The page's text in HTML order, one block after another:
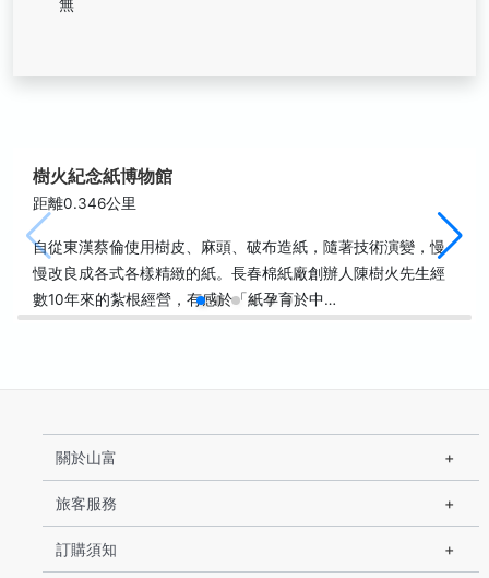
無
樹火紀念紙博物館
距離0.346公里
自從東漢蔡倫使用樹皮、麻頭、破布造紙，隨著技術演變，慢
慢改良成各式各樣精緻的紙。長春棉紙廠創辦人陳樹火先生經
數10年來的紮根經營，有感於「紙孕育於中…
關於山富
旅客服務
訂購須知